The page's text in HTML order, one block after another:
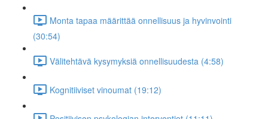
Monta tapaa määrittää onnellisuus ja hyvinvointi
(30:54)
Välitehtävä kysymyksiä onnellisuudesta (4:58)
Kognitiiviset vinoumat (19:12)